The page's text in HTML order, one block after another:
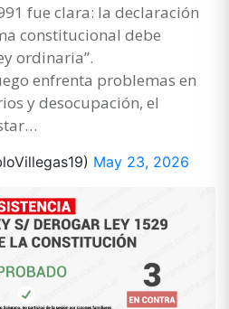
fue clara: la declaración
constitucional debe
ordinaria”.
enfrenta problemas en
y desocupación, el
May 23, 2026